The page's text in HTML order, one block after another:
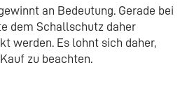
an Bedeutung. Gerade bei
dem Schallschutz daher
werden. Es lohnt sich daher,
zu beachten.